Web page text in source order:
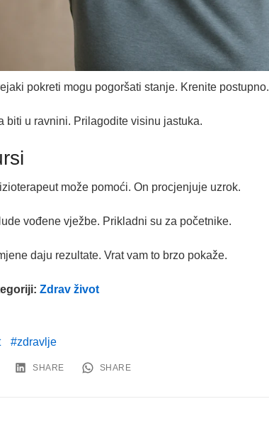
pokreti mogu pogoršati stanje. Krenite postupno.
biti u ravnini. Prilagodite visinu jastuka.
može pomoći. On procjenjuje uzrok.
vođene vježbe. Prikladni su za početnike.
daju rezultate. Vrat vam to brzo pokaže.
Zdrav život
zdravlje
SHARE SHARE